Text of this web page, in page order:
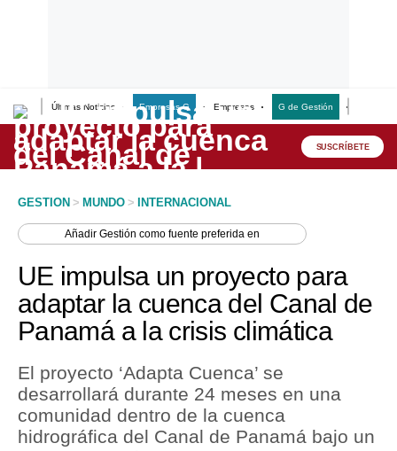
Últimas Noticias Empresas G Empresas G de Gestión
Lo último
Peru Quiosco
Economía
Mercados
Política
Tu Dinero
SUSCRÍBETE
GESTION > MUNDO > INTERNACIONAL
AñadirGestión como fuente preferida en
UE impulsa un proyecto para
adaptar la cuenca del Canal de
Panamá a la crisis climática
El proyecto ‘Adapta Cuenca’ se
desarrollará durante 24 meses en una
comunidad dentro de la cuenca
hidrográfica del Canal de Panamá bajo un